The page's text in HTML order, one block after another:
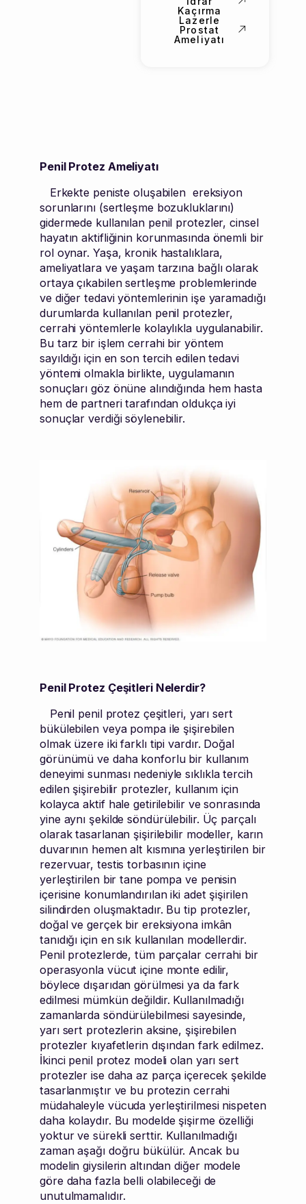
Kaçırma
Lazerle
Prostat
Ameliyatı
Penil Protez Ameliyatı
Erkekte peniste oluşabilen ereksiyon
sorunlarını (sertleşme bozukluklarını)
gidermede kullanılan penil protezler, cinsel
hayatın aktifliğinin korunmasında önemli bir
rol oynar. Yaşa, kronik hastalıklara,
ameliyatlara ve yaşam tarzına bağlı olarak
ortaya çıkabilen sertleşme problemlerinde
ve diğer tedavi yöntemlerinin işe yaramadığı
durumlarda kullanılan penil protezler,
cerrahi yöntemlerle kolaylıkla uygulanabilir.
Bu tarz bir işlem cerrahi bir yöntem
sayıldığı için en son tercih edilen tedavi
yöntemi olmakla birlikte, uygulamanın
sonuçları göz önüne alındığında hem hasta
hem de partneri tarafından oldukça iyi
sonuçlar verdiği söylenebilir.
Penil Protez Çeşitleri Nelerdir?
Penil penil protez çeşitleri, yarı sert
bükülebilen veya pompa ile şişirebilen
olmak üzere iki farklı tipi vardır. Doğal
görünümü ve daha konforlu bir kullanım
deneyimi sunması nedeniyle sıklıkla tercih
edilen şişirebilir protezler, kullanım için
kolayca aktif hale getirilebilir ve sonrasında
yine aynı şekilde söndürülebilir. Üç parçalı
olarak tasarlanan şişirilebilir modeller, karın
duvarının hemen alt kısmına yerleştirilen bir
rezervuar, testis torbasının içine
yerleştirilen bir tane pompa ve penisin
içerisine konumlandırılan iki adet şişirilen
silindirden oluşmaktadır. Bu tip protezler,
doğal ve gerçek bir ereksiyona imkân
tanıdığı için en sık kullanılan modellerdir.
Penil protezlerde, tüm parçalar cerrahi bir
operasyonla vücut içine monte edilir,
böylece dışarıdan görülmesi ya da fark
edilmesi mümkün değildir. Kullanılmadığı
zamanlarda söndürülebilmesi sayesinde,
yarı sert protezlerin aksine, şişirebilen
protezler kıyafetlerin dışından fark edilmez.
İkinci penil protez modeli olan yarı sert
protezler ise daha az parça içerecek şekilde
tasarlanmıştır ve bu protezin cerrahi
müdahaleyle vücuda yerleştirilmesi nispeten
daha kolaydır. Bu modelde şişirme özelliği
yoktur ve sürekli serttir. Kullanılmadığı
zaman aşağı doğru bükülür. Ancak bu
modelin giysilerin altından diğer modele
göre daha fazla belli olabileceği de
unutulmamalıdır.